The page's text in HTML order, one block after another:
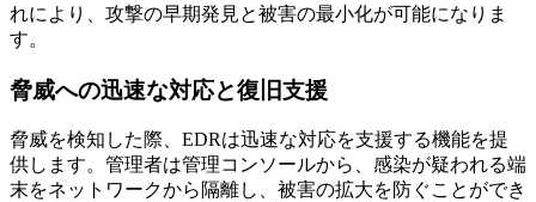
れにより、攻撃の早期発見と被害の最小化が可能になりま
す。
脅威への迅速な対応と復旧支援
脅威を検知した際、EDRは迅速な対応を支援する機能を提
供します。管理者は管理コンソールから、感染が疑われる端
末をネットワークから隔離し、被害の拡大を防ぐことができ